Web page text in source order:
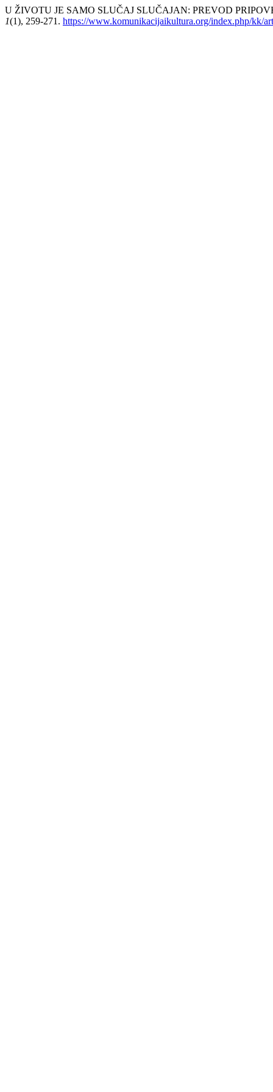
U ŽIVOTU JE SAMO SLUČAJ SLUČAJAN: PREVOD
1(1), 259-271. https://www.komunikacijaikultura.org/index.php/kk/